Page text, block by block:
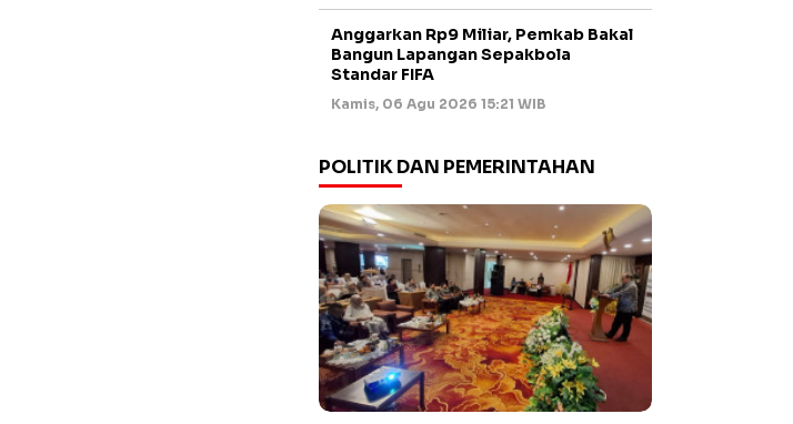
Anggarkan Rp9 Miliar, Pemkab Bakal
Bangun Lapangan Sepakbola
Standar FIFA
Kamis, 06 Agu 2026 15:21 WIB
POLITIK DAN PEMERINTAHAN